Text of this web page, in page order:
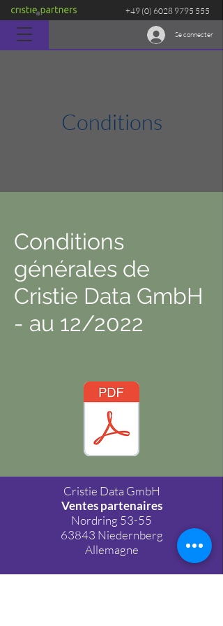
Se connecter
+49 (0) 6028 9795 555
Conditions
Conditions
générales de
Cristie Data GmbH
- au 12/2022
Cristie Data GmbH
Ventes partenaires
Nordring 53-55
63843 Niedernberg
Allemagne